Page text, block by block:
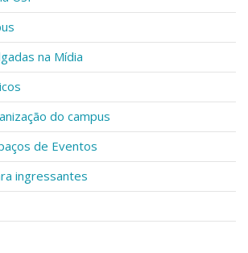
e Cursos
Esportes
Interativos
e Prevenção
e Financeiro
na Mídia
do campus
de Eventos
ingressantes